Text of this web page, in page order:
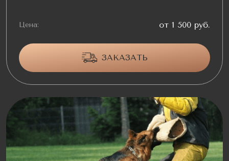
Цена: от 1 500 руб.
ЗАКАЗАТЬ